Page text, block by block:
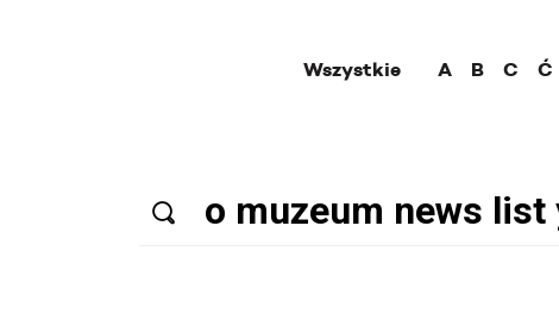
Wszystkie A B C Ć